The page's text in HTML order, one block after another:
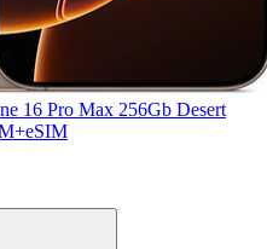
16 Pro Max 256Gb Desert